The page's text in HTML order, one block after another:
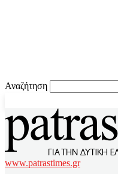
Αναζήτηση
www.patrastimes.gr